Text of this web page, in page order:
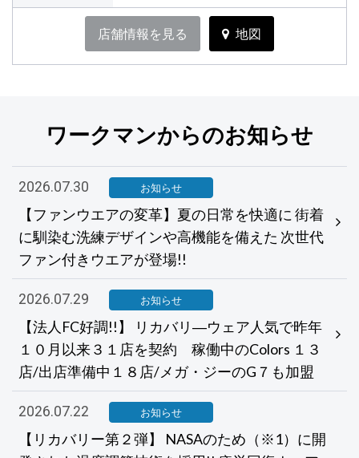
店舗情報を見る 地図
ワークマンからのお知らせ
2026.07.30 お知らせ
【ファンウエアの変革】夏の日常を快適に 街着
に馴染む洗練デザインや高機能を備えた 次世代
ファン付きウエアが登場!!
2026.07.29 お知らせ
【法人FC好調!!】 リカバリ―ウェア人気で昨年
１０月以来３１店を契約 稼働中のColors １３
店/出店準備中１８店/メガ・ジーのG７も加盟
2026.07.22 お知らせ
【リカバリー第２弾】 NASAのため（※1）に開